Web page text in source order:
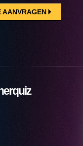
AANVRAGEN